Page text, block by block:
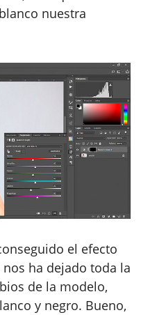
nuestra
el efecto
ha dejado toda la
de la modelo,
y negro. Bueno,